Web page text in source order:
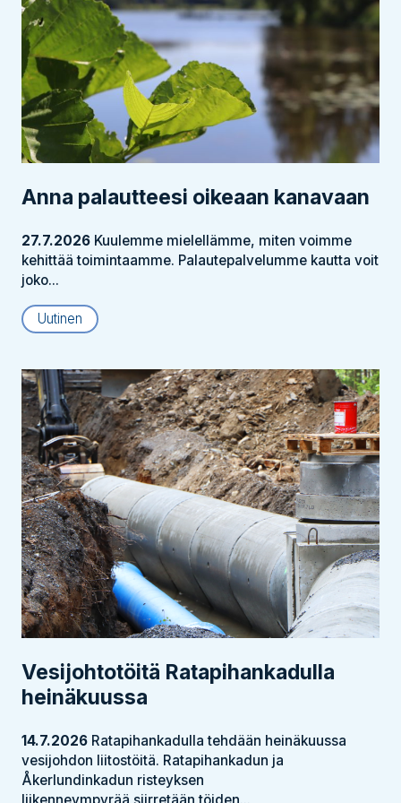
Anna palautteesi oikeaan kanavaan
27.7.2026 Kuulemme mielellämme, miten voimme
kehittää toimintaamme. Palautepalvelumme kautta voit
joko...
Uutinen
Vesijohtotöitä Ratapihankadulla
heinäkuussa
14.7.2026 Ratapihankadulla tehdään heinäkuussa
vesijohdon liitostöitä. Ratapihankadun ja
Åkerlundinkadun risteyksen